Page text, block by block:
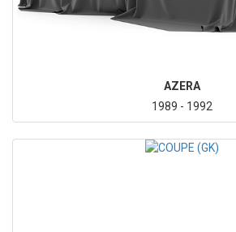
AZERA
1989 - 1992